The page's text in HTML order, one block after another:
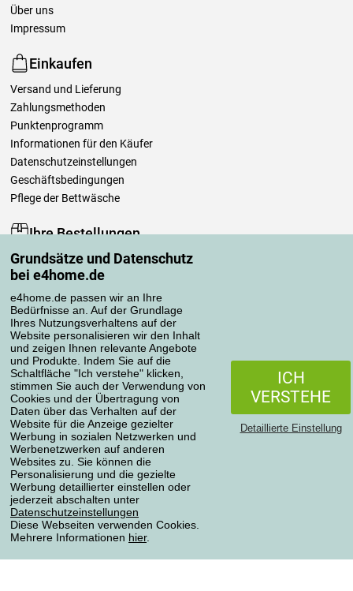
Grundsätze und Datenschutz
bei e4home.de
e4home.de passen wir an Ihre
Bedürfnisse an. Auf der Grundlage
Ihres Nutzungsverhaltens auf der
Website personalisieren wir den Inhalt
und zeigen Ihnen relevante Angebote
und Produkte. Indem Sie auf die
Schaltfläche "Ich verstehe" klicken,
stimmen Sie auch der Verwendung von
Cookies und der Übertragung von
Daten über das Verhalten auf der
Website für die Anzeige gezielter
Werbung in sozialen Netzwerken und
Werbenetzwerken auf anderen
Websites zu. Sie können die
Personalisierung und die gezielte
Werbung detaillierter einstellen oder
jederzeit abschalten unter
Datenschutzeinstellungen
Diese Webseiten verwenden Cookies.
Mehrere Informationen hier.
ICH
VERSTEHE
Detaillierte Einstellung
Über uns
Impressum
Einkaufen
Versand und Lieferung
Zahlungsmethoden
Punktenprogramm
Informationen für den Käufer
Datenschutzeinstellungen
Geschäftsbedingungen
Pflege der Bettwäsche
Ihre Bestellungen
Mein Konto
Bestellübersicht
Reklamationen
Widerrufsbelehrung
Einfach mehr wissen
Richtlinien zur Verarbeitung von Bewertungen
Transportarten
Zahlungsmethoden
Zuverlässiger Shop